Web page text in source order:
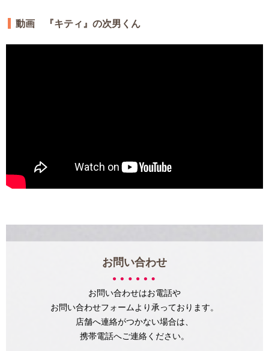
動画 『キティ』の次男くん
お問い合わせ
お問い合わせはお電話や
お問い合わせフォームより承っております。
店舗へ連絡がつかない場合は、
携帯電話へご連絡ください。